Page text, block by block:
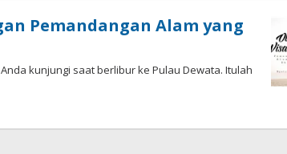
Pemandangan Alam yang
kunjungi saat berlibur ke Pulau Dewata. Itulah